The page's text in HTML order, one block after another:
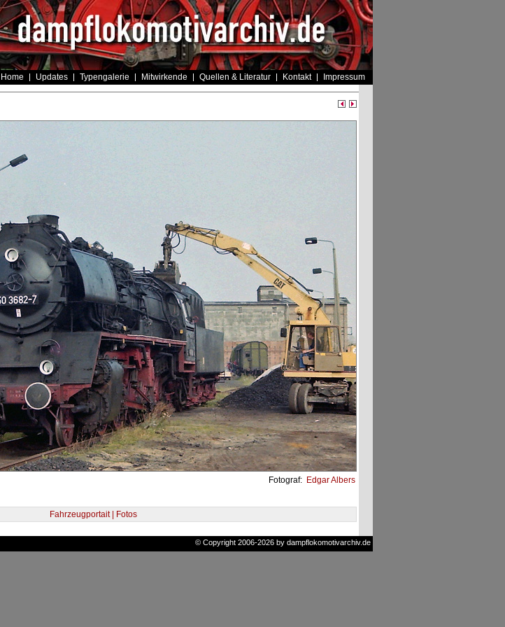
Home Updates Typengalerie Mitwirkende Quellen & Literatur Kontakt Impressum
Fotograf: Edgar Albers
Fahrzeugportait | Fotos
© Copyright 2006-2026 by dampflokomotivarchiv.de